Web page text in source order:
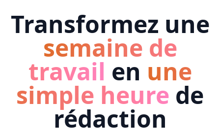
Transformez une
semaine de
travail en une
simple heure de
rédaction